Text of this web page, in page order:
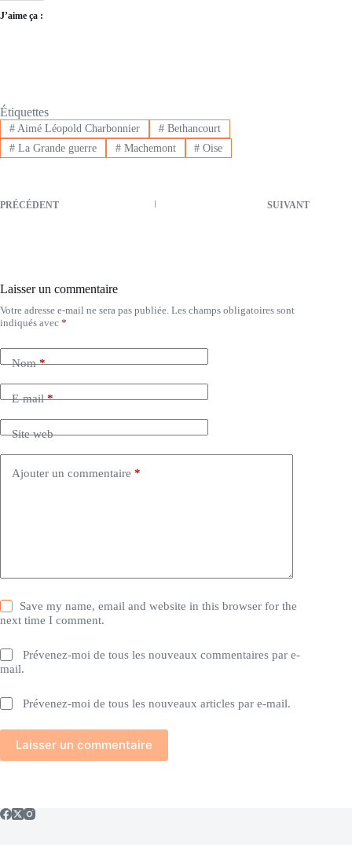
J’aime ça :
Étiquettes
#Aimé Léopold Charbonnier #Bethancourt
#La Grande guerre #Machemont # Oise
PRÉCÉDENT SUIVANT
Laisser un commentaire
Votre adresse e-mail ne sera pas publiée. Les champs obligatoires sont
indiqués avec *
Nom*
E-mail*
Site web
Ajouter un commentaire *
Save my name, email and website in this browser for the
next time I comment.
Prévenez-moi de tous les nouveaux commentaires par e-
mail.
Prévenez-moi de tous les nouveaux articles par e-mail.
Laisser un commentaire